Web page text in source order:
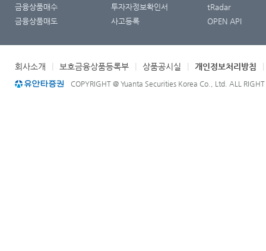
금융상품매수
금융상품매도
투자자정보확인서
사고등록
tRadar
OPEN API
회사소개 보호금융상품등록부 상품공시실 개인정보처리방침
COPYRIGHT @ Yuanta Securities Korea Co., Ltd. ALL RIGHT